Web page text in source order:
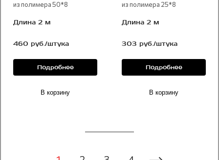
из полимера 50*8
Длина 2 м
460 руб./штука
Подробнее
В корзину
из полимера 25*8
Длина 2 м
303 руб./штука
Подробнее
В корзину